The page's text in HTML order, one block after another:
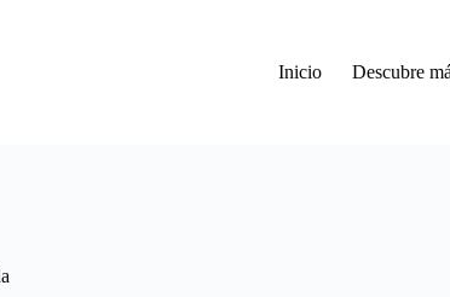
Inicio
Descubre